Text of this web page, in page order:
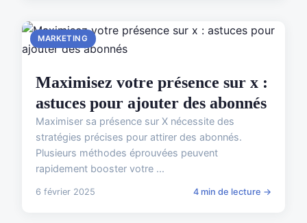
MARKETING
Maximisez votre présence sur x :
astuces pour ajouter des abonnés
Maximiser sa présence sur X nécessite des
stratégies précises pour attirer des abonnés.
Plusieurs méthodes éprouvées peuvent
rapidement booster votre ...
6 février 2025 4 min de lecture →